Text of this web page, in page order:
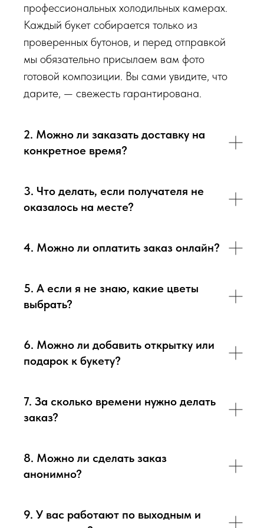
видео непосредственно того букета, который наш
флорист собрал для Вас.
Доставка цветов в Севастополе. Качественно. Быстро.
профессиональных холодильных камерах.
Каждый букет собирается только из
проверенных бутонов, и перед отправкой
мы обязательно присылаем вам фото
готовой композиции. Вы сами увидите, что
дарите, — свежесть гарантирована.
2. Можно ли заказать доставку на
конкретное время?
3. Что делать, если получателя не
оказалось на месте?
4. Можно ли оплатить заказ онлайн?
5. А если я не знаю, какие цветы
выбрать?
6. Можно ли добавить открытку или
подарок к букету?
7. За сколько времени нужно делать
заказ?
8. Можно ли сделать заказ
анонимно?
9. У вас работают по выходным и